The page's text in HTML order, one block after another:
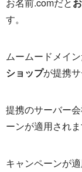
す。
ムームードメイ
ショップが提携サ
提携のサーバー
ーンが適用され
キャンペーンが